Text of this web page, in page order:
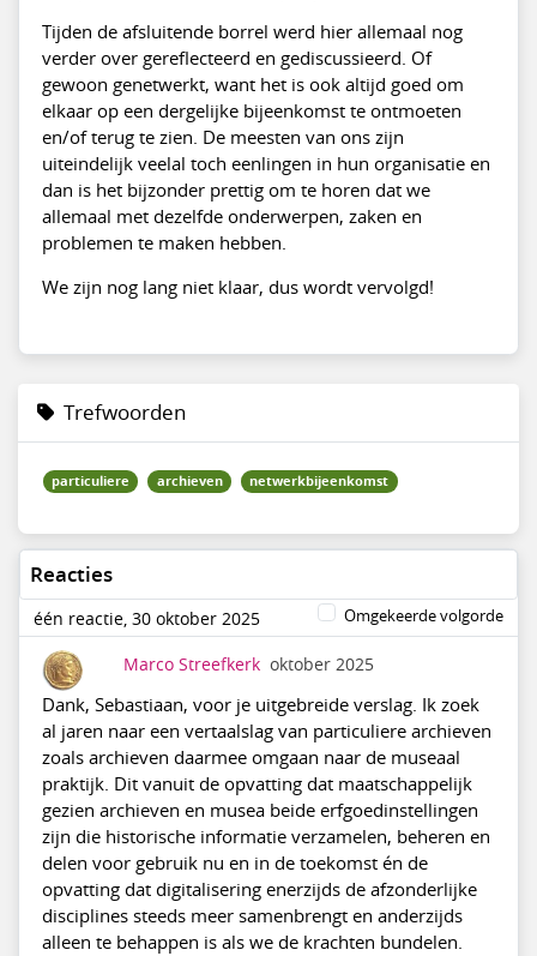
Tijden de afsluitende borrel werd hier allemaal nog
verder over gereflecteerd en gediscussieerd. Of
gewoon genetwerkt, want het is ook altijd goed om
elkaar op een dergelijke bijeenkomst te ontmoeten
en/of terug te zien. De meesten van ons zijn
uiteindelijk veelal toch eenlingen in hun organisatie en
dan is het bijzonder prettig om te horen dat we
allemaal met dezelfde onderwerpen, zaken en
problemen te maken hebben.
We zijn nog lang niet klaar, dus wordt vervolgd!
Trefwoorden
particuliere archieven netwerkbijeenkomst
Reacties
één reactie, 30 oktober 2025 Omgekeerde volgorde
Marco Streefkerk oktober 2025
Dank, Sebastiaan, voor je uitgebreide verslag. Ik zoek
al jaren naar een vertaalslag van particuliere archieven
zoals archieven daarmee omgaan naar de museaal
praktijk. Dit vanuit de opvatting dat maatschappelijk
gezien archieven en musea beide erfgoedinstellingen
zijn die historische informatie verzamelen, beheren en
delen voor gebruik nu en in de toekomst én de
opvatting dat digitalisering enerzijds de afzonderlijke
disciplines steeds meer samenbrengt en anderzijds
alleen te behappen is als we de krachten bundelen.